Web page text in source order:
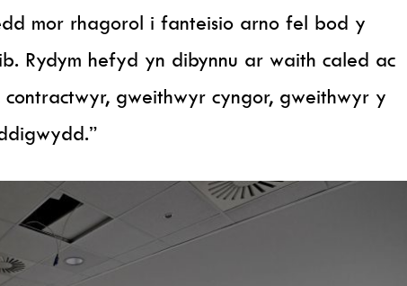
mor rhagorol i fanteisio arno fel bod y
Rydym hefyd yn dibynnu ar waith caled ac
gweithwyr cyngor, gweithwyr y